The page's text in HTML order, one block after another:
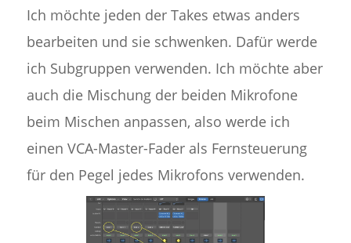
Ich möchte jeden der Takes etwas anders
bearbeiten und sie schwenken. Dafür werde
ich Subgruppen verwenden. Ich möchte aber
auch die Mischung der beiden Mikrofone
beim Mischen anpassen, also werde ich
einen VCA-Master-Fader als Fernsteuerung
für den Pegel jedes Mikrofons verwenden.